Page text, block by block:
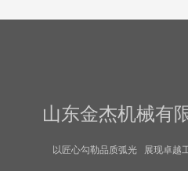
山东金杰机械有
以匠心勾勒品质弧光 展现卓越